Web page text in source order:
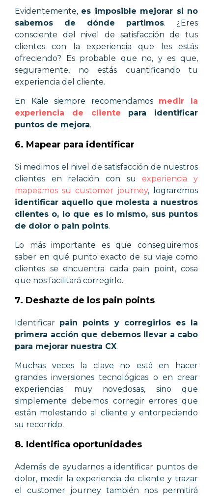
Evidentemente, es imposible mejorar si no
sabemos de dónde partimos. ¿Eres
consciente del nivel de satisfacción de tus
clientes con la experiencia que les estás
ofreciendo? Es probable que no, y es que,
seguramente, no estás cuantificando tu
experiencia del cliente.
En Kale siempre recomendamos medir la
experiencia de cliente para identificar
puntos de mejora.
6. Mapear para identificar
Si medimos el nivel de satisfacción de nuestros
clientes en relación con su experiencia y
mapeamos su customer journey, lograremos
identificar aquello que molesta a nuestros
clientes o, lo que es lo mismo, sus puntos
de dolor o pain points.
Lo más importante es que conseguiremos
saber en qué punto exacto de su viaje como
clientes se encuentra cada pain point, cosa
que nos facilitará corregirlo.
7. Deshazte de los pain points
Identificar pain points y corregirlos es la
primera acción que debemos llevar a cabo
para mejorar nuestra CX.
Muchas veces la clave no está en hacer
grandes inversiones tecnológicas o en crear
experiencias muy novedosas, sino que
simplemente debemos corregir errores que
están molestando al cliente y entorpeciendo
su recorrido.
8. Identifica oportunidades
Además de ayudarnos a identificar puntos de
dolor, medir la experiencia de cliente y trazar
el customer journey también nos permitirá